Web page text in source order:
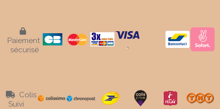

Paiement
sécurisé

Colis
Suivi